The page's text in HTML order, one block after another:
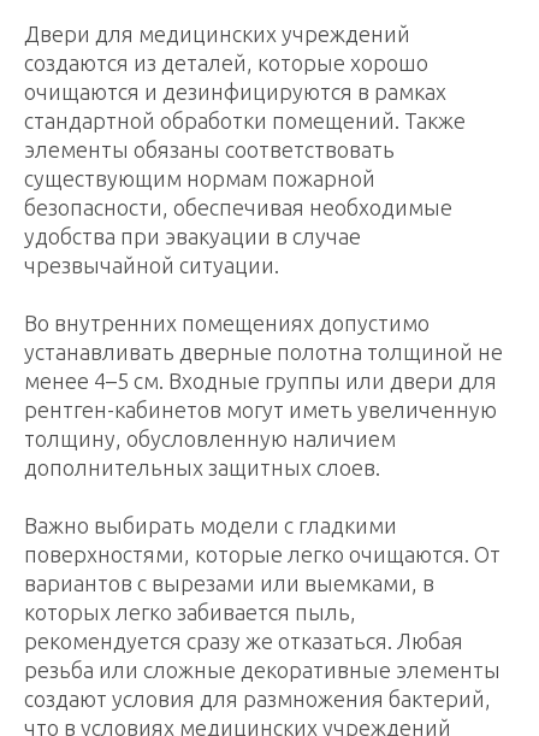
Двери для медицинских учреждений
создаются из деталей, которые хорошо
очищаются и дезинфицируются в рамках
стандартной обработки помещений. Также
элементы обязаны соответствовать
существующим нормам пожарной
безопасности, обеспечивая необходимые
удобства при эвакуации в случае
чрезвычайной ситуации.
Во внутренних помещениях допустимо
устанавливать дверные полотна толщиной не
менее 4–5 см. Входные группы или двери для
рентген-кабинетов могут иметь увеличенную
толщину, обусловленную наличием
дополнительных защитных слоев.
Важно выбирать модели с гладкими
поверхностями, которые легко очищаются. От
вариантов с вырезами или выемками, в
которых легко забивается пыль,
рекомендуется сразу же отказаться. Любая
резьба или сложные декоративные элементы
создают условия для размножения бактерий,
что в условиях медицинских учреждений